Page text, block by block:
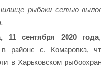
рыбаки сетью
11 сентября 2020 года
в районе с. Комаровка,
в Харьковском